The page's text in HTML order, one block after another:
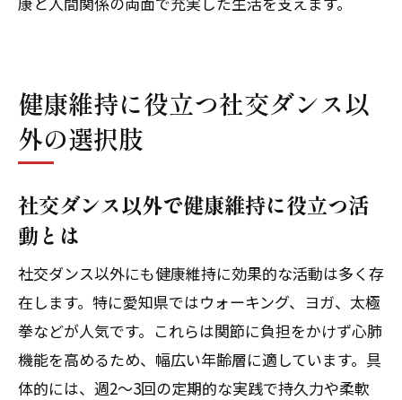
社交ダンスサークルに代わる友人作りの
ニティ
社交ダンス好きが集まる新しい交流の場
り
愛知県で心身リフレッシュできる社交ダンス
社交ダンスのように心身リフレッシュで
きる活動
愛知県で見つかる社交ダンス代替品の選
び方
健康維持に役立つ社交ダンス以
外の選択肢
社交ダンス以外で健康維持に役立つ活
動とは
社交ダンス以外にも健康維持に効果的な活動は多く存
在します。特に愛知県ではウォーキング、ヨガ、太極
拳などが人気です。これらは関節に負担をかけず心肺
機能を高めるため、幅広い年齢層に適しています。具
体的には、週2〜3回の定期的な実践で持久力や柔軟